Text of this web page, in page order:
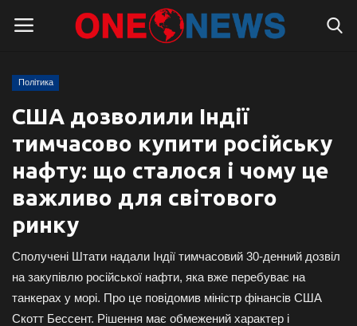
Головна
Контакти
Про нас
Підтримати проєкт
Правила для блогерів
Політика
США дозволили Індії
тимчасово купити російську
нафту: що сталося і чому це
важливо для світового
ринку
Сполучені Штати надали Індії тимчасовий 30-денний дозвіл
на закупівлю російської нафти, яка вже перебуває на
танкерах у морі. Про це повідомив міністр фінансів США
Скотт Бессент. Рішення має обмежений характер і